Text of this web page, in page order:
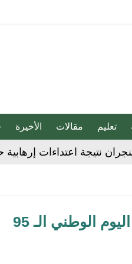
تعليم مقالات الأخيرة
الوطني الـ 95